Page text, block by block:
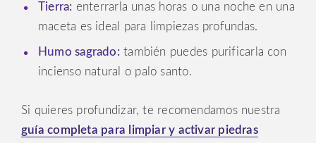
Tierra: enterrarla unas horas o una noche en una
maceta es ideal para limpiezas profundas.
Humo sagrado: también puedes purificarla con
incienso natural o palo santo.
Si quieres profundizar, te recomendamos nuestra
guía completa para limpiar y activar piedras